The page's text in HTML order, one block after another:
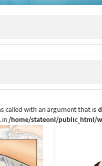
called with an argument that is
in/home/stateonl/public_html/